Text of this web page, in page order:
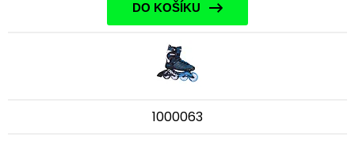
DO KOŠÍKU
1000063